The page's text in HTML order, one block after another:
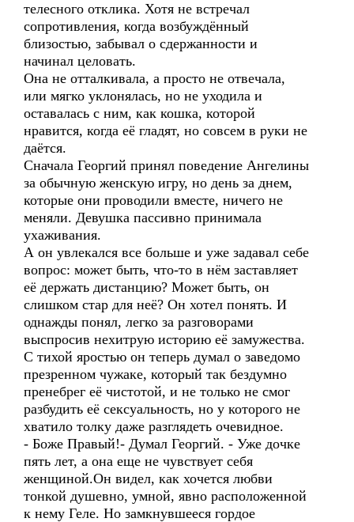
телесного отклика. Хотя не встречал
сопротивления, когда возбуждённый
близостью, забывал о сдержанности и
начинал целовать.
Она не отталкивала, а просто не отвечала,
или мягко уклонялась, но не уходила и
оставалась с ним, как кошка, которой
нравится, когда её гладят, но совсем в руки не
даётся.
Сначала Георгий принял поведение Ангелины
за обычную женскую игру, но день за днем,
которые они проводили вместе, ничего не
меняли. Девушка пассивно принимала
ухаживания.
А он увлекался все больше и уже задавал себе
вопрос: может быть, что-то в нём заставляет
её держать дистанцию? Может быть, он
слишком стар для неё? Он хотел понять. И
однажды понял, легко за разговорами
выспросив нехитрую историю её замужества.
С тихой яростью он теперь думал о заведомо
презренном чужаке, который так бездумно
пренебрег её чистотой, и не только не смог
разбудить её сексуальность, но у которого не
хватило толку даже разглядеть очевидное.
- Боже Правый!- Думал Георгий. - Уже дочке
пять лет, а она еще не чувствует себя
женщиной.Он видел, как хочется любви
тонкой душевно, умной, явно расположенной
к нему Геле. Но замкнувшееся гордое